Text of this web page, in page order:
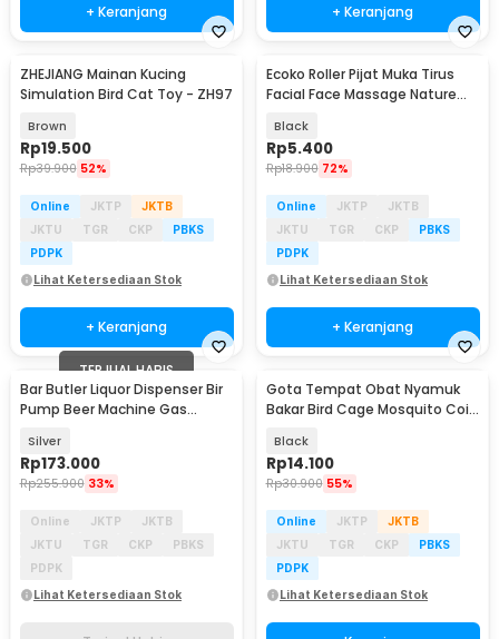
+ Keranjang + Keranjang
ZHEJIANG Mainan Kucing
Simulation Bird Cat Toy - ZH97
Brown
Rp19.500
Rp39.900 52%
Online JKTP
JKTB
JKTU
TGR CKP
PBKS
PDPK
Lihat Ketersediaan Stok
+ Keranjang
Ecoko Roller Pijat Muka Tirus
Facial Face Massage Nature
Black
Rp5.400
Rp18.900 72%
Online JKTP
JKTB
JKTU
TGR CKP
PBKS
PDPK
Lihat Ketersediaan Stok
+ Keranjang
TERJUAL HABIS
Bar Butler Liquor Dispenser Bir
Pump Beer Machine Gas
Silver
Rp173.000
Rp255.900 33%
Online JKTP
JKTB
JKTU
TGR CKP
PBKS
PDPK
Lihat Ketersediaan Stok
Gota Tempat Obat Nyamuk
Bakar Bird Cage Mosquito Coil
Black
Rp14.100
Rp30.900 55%
Online JKTP
JKTB
JKTU
TGR CKP
PBKS
PDPK
Lihat Ketersediaan Stok